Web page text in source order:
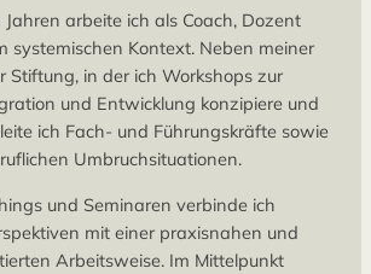
Jahren arbeite ich als Coach, Dozent
systemischen Kontext. Neben meiner
Stiftung, in der ich Workshops zur
und Entwicklung konzipiere und
ich Fach- und Führungskräfte sowie
Umbruchsituationen.
und Seminaren verbinde ich
mit einer praxisnahen und
Arbeitsweise. Im Mittelpunkt